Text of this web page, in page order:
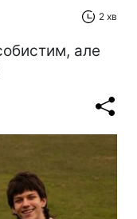
2 хв
але